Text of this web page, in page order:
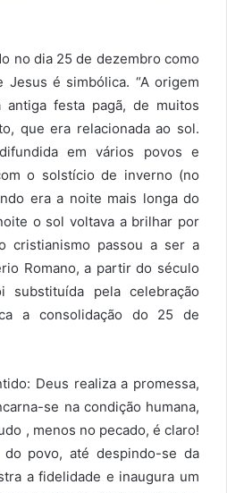
no dia 25 de dezembro como
Jesus é simbólica. “A origem
festa pagã, de muitos
que era relacionada ao sol.
em vários povos e
o solstício de inverno (no
era a noite mais longa do
o sol voltava a brilhar por
cristianismo passou a ser a
Romano, a partir do século
pela celebração
a consolidação do 25 de
Deus realiza a promessa,
se na condição humana,
, menos no pecado, é claro!
povo, até despindo-se da
a fidelidade e inaugura um